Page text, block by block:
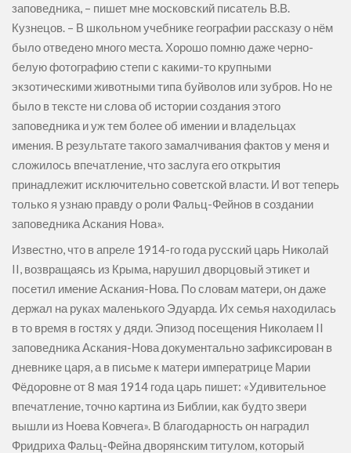
заповедника, – пишет мне московский писатель В.В.
Кузнецов. – В школьном учебнике географии рассказу о нём
было отведено много места. Хорошо помню даже черно-
белую фотографию степи с какими-то крупными
экзотическими животными типа буйволов или зубров. Но не
было в тексте ни слова об истории создания этого
заповедника и уж тем более об имении и владельцах
имения. В результате такого замалчивания фактов у меня и
сложилось впечатление, что заслуга его открытия
принадлежит исключительно советской власти. И вот теперь
только я узнаю правду о роли Фальц-Фейнов в создании
заповедника Аскания Нова».
Известно, что в апреле 1914-го года русский царь Николай
II, возвращаясь из Крыма, нарушил дворцовый этикет и
посетил имение Аскания-Нова. По словам матери, он даже
держал на руках маленького Эдуарда. Их семья находилась
в то время в гостях у дяди. Эпизод посещения Николаем II
заповедника Аскания-Нова документально зафиксирован в
дневнике царя, а в письме к матери императрице Марии
Фёдоровне от 8 мая 1914 года царь пишет: «Удивительное
впечатление, точно картина из Библии, как будто звери
вышли из Ноева Ковчега». В благодарность он наградил
Фридриха Фальц-Фейна дворянским титулом, который